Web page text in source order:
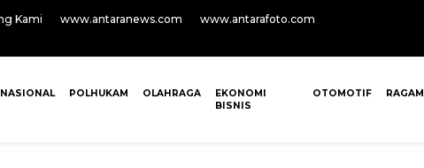
Kami www.antaranews.com
www.antarafoto.com
NASIONAL POLHUKAM OLAHRAGA
EKONOMI
BISNIS
OTOMOTIF RAGAM